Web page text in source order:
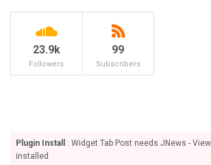
23.9k
Followers
99
Subscribers
Plugin Install
: Widget Tab Post needs JNews -
installed